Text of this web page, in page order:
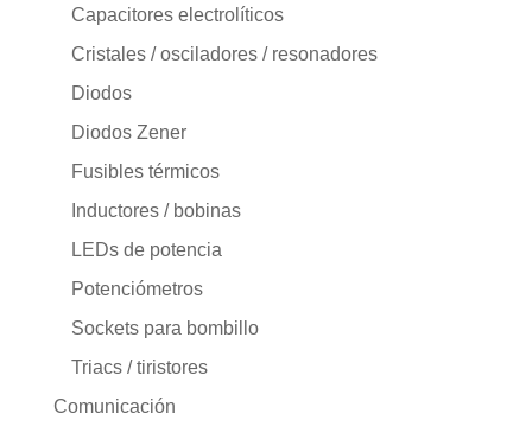
Capacitores electrolíticos
Cristales / osciladores / resonadores
Diodos
Diodos Zener
Fusibles térmicos
Inductores / bobinas
LEDs de potencia
Potenciómetros
Sockets para bombillo
Triacs / tiristores
Comunicación